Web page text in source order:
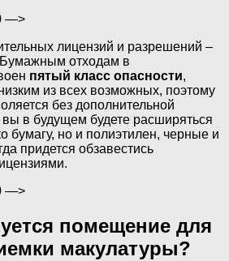
—>
лицензий и разрешений –
отходам в
пятый класс опасности,
из всех возможных, поэтому
без дополнительной
в будущем будете расширяться
бумагу, но и полиэтилен, черные и
придется обзавестись
—>
помещение для
макулатуры?